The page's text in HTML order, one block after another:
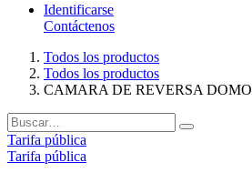
Identificarse
Contáctenos
Todos los productos
Todos los productos
CAMARA DE REVERSA DOMO
Tarifa pública
Tarifa pública